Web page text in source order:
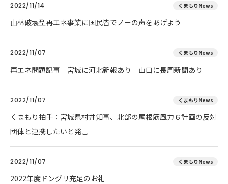
2022/11/14 くまもりNews
山林破壊型再エネ事業に国民皆でノーの声をあげよう
2022/11/07 くまもりNews
再エネ問題記事 宮城に河北新報あり 山口に長周新聞あり
2022/11/07 くまもりNews
くまもり拍手：宮城県村井知事、北部の尾根筋風力６計画の反対
団体と連携したいと発言
2022/11/07 くまもりNews
2022年度ドングリ充足のお礼